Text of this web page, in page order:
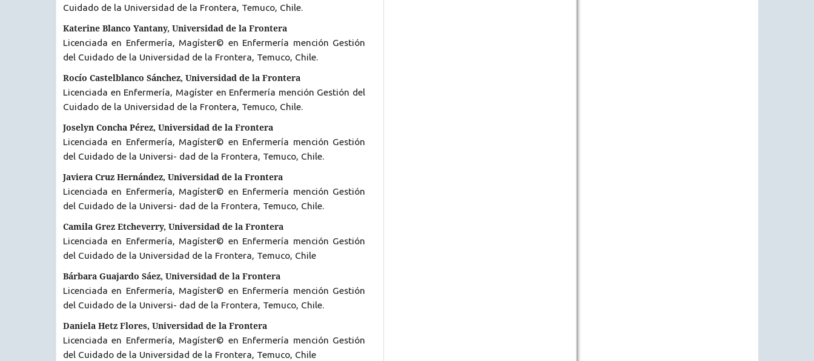
Cuidado de la Universidad de la Frontera, Temuco, Chile.
Katerine Blanco Yantany, Universidad de la Frontera
Licenciada en Enfermería, Magíster© en Enfermería mención Gestión
del Cuidado de la Universidad de la Frontera, Temuco, Chile.
Rocío Castelblanco Sánchez, Universidad de la Frontera
Licenciada en Enfermería, Magíster en Enfermería mención Gestión del
Cuidado de la Universidad de la Frontera, Temuco, Chile.
Joselyn Concha Pérez, Universidad de la Frontera
Licenciada en Enfermería, Magíster© en Enfermería mención Gestión
del Cuidado de la Universi- dad de la Frontera, Temuco, Chile.
Javiera Cruz Hernández, Universidad de la Frontera
Licenciada en Enfermería, Magíster© en Enfermería mención Gestión
del Cuidado de la Universi- dad de la Frontera, Temuco, Chile.
Camila Grez Etcheverry, Universidad de la Frontera
Licenciada en Enfermería, Magíster© en Enfermería mención Gestión
del Cuidado de la Universidad de la Frontera, Temuco, Chile
Bárbara Guajardo Sáez, Universidad de la Frontera
Licenciada en Enfermería, Magíster© en Enfermería mención Gestión
del Cuidado de la Universi- dad de la Frontera, Temuco, Chile.
Daniela Hetz Flores, Universidad de la Frontera
Licenciada en Enfermería, Magíster© en Enfermería mención Gestión
del Cuidado de la Universidad de la Frontera, Temuco, Chile